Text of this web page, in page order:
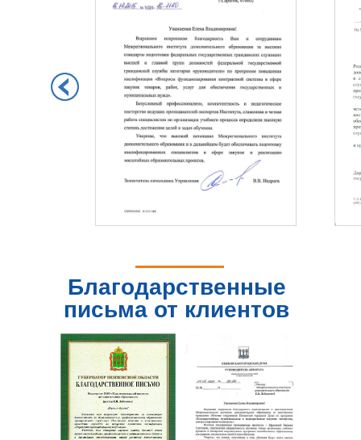
Благодарственные
письма от клиентов